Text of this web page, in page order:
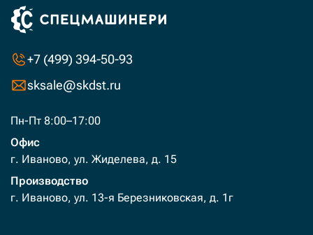
+7 (499) 394-50-93
sksale@skdst.ru
Пн-Пт 8:00–17:00
Офис
г. Иваново, ул. Жиделева, д. 15
Производство
г. Иваново, ул. 13-я Березниковская, д. 1г